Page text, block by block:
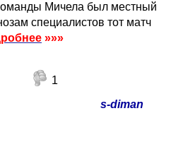
Мичела был местный
специалистов тот матч
»»»
1
s-diman